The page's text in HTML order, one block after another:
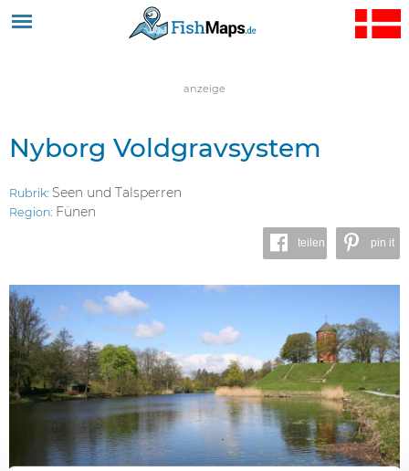
Jump to navigation
anzeige
Nyborg Voldgravsystem
Rubrik: Seen und Talsperren
Region: Fünen
teilen pin it